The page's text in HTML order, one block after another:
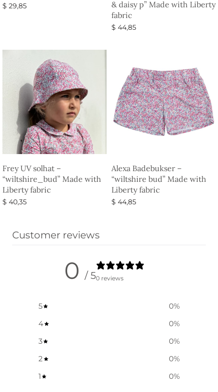
$ 29,85
& daisy p” Made with Liberty
fabric
$ 44,85
Frey UV solhat –
“wiltshire_bud” Made with
Liberty fabric
$ 40,35
Alexa Badebukser –
“wiltshire bud” Made with
Liberty fabric
$ 44,85
Customer reviews
0 / 50 reviews
5 0%
4
0%
3
0%
2
0%
1
0%